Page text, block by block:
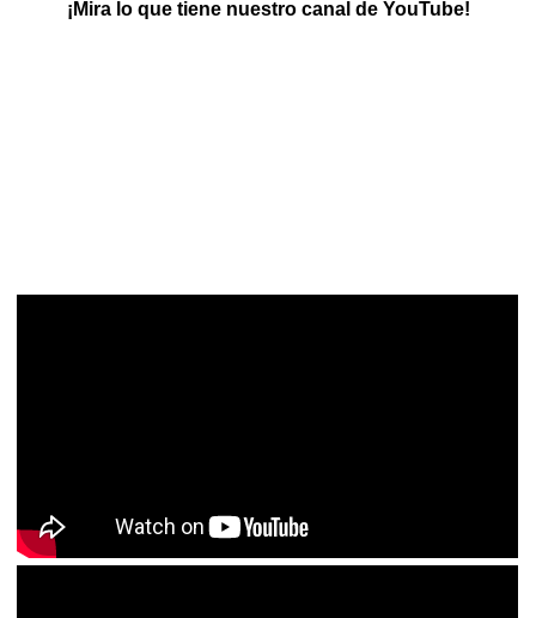
¡Mira lo que tiene nuestro canal de YouTube!